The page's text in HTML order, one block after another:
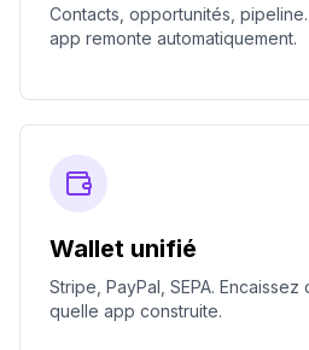
Contacts, opportunités,
app remonte automatiquement.
Wallet unifié
Stripe, PayPal, SEPA.
quelle app construite.